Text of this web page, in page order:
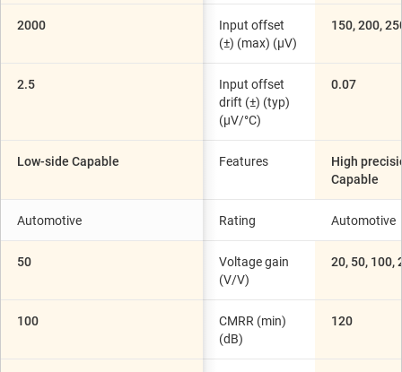
2000
2.5
Low-side Capable
Automotive
50
100
Input offset
(±) (max) (µV)
150, 200,
Input offset
drift (±) (typ)
(µV/°C)
0.07
Features
High
Capable
Rating Automotive
Voltage gain
(V/V)
20, 50, 100,
CMRR (min)
(dB)
120